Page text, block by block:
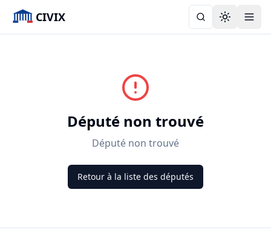
CIVIX Toggle
Député non trouvé
Député non trouvé
Retour à la liste des députés